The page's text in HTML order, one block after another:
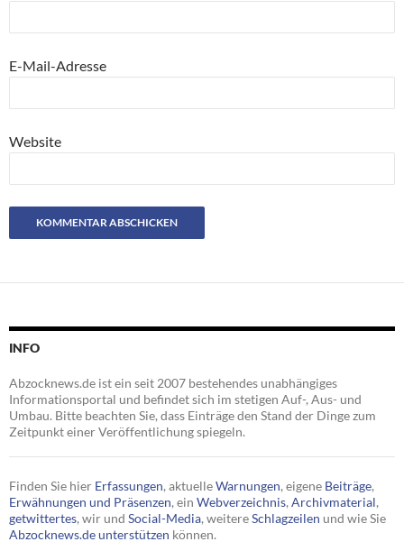
E-Mail-Adresse
Website
INFO
Abzocknews.de ist ein seit 2007 bestehendes unabhängiges
Informationsportal und befindet sich im stetigen Auf-, Aus- und
Umbau. Bitte beachten Sie, dass Einträge den Stand der Dinge zum
Zeitpunkt einer Veröffentlichung spiegeln.
Finden Sie hier Erfassungen, aktuelleWarnungen, eigene Beiträge,
Erwähnungen und Präsenzen, ein Webverzeichnis, Archivmaterial,
getwittertes, wir und Social-Media, weitereSchlagzeilen und wie Sie
Abzocknews.de unterstützen können.